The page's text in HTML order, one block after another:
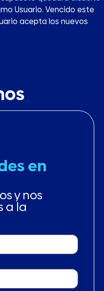
Usuario. Vencido este
acepta los nuevos
en
y nos
a la